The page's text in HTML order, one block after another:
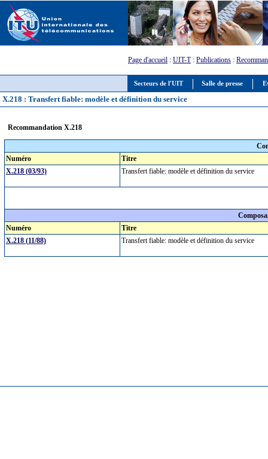
Secteurs de l'UIT Salle de presse
Page d'accueil : UIT-T: Publications :
X.218 : Transfert fiable: modèle et définition du service
Recommandation X.218
Numéro
Titre
X.218 (03/93)
Transfert fiable: modèle et définition du service
Numéro
Titre
X.218 (11/88)
Transfert fiable: modèle et définition du service